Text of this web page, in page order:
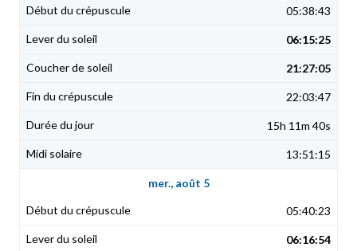
05:38:43
06:15:25
21:27:05
22:03:47
15h 11m 40s
13:51:15
mer., août 5
05:40:23
06:16:54